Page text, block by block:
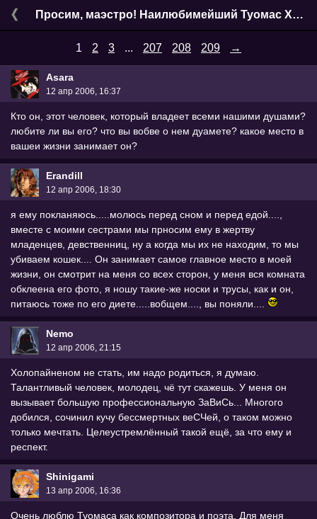
Просим, маэстро! Наилюбимейший Туомaс Холопайнен
1 2 3 ... 207 208 209 →
Asara
12 апр 2006, 16:37
Кто он, этот человек, который владеет всеми нашими душами?
любите ли вы его? что вы вобве о нем дуамете? какое место в
вашеи жизни занимает он?
Erandill
12 апр 2006, 18:30
я ему покланяюсь.....молюсь перед сном и перед едой....,
вместе с моими сестрами мы прносим ему в жертву
младенцев, девственниц, ну а когда мы их не находим, то мы
убиваем кошек.... Он занимает самое главное место в моей
жизни, он смотрит на меня со всех сторон, у меня вся комната
обклеена его фото, я ношу такие-же носки и трусы, как и он,
питаюсь тоже по его диете.....вобщем...., вы поняли....
Nemo
12 апр 2006, 21:15
Холопайненом не стать, им надо родиться, я думаю.
Талантливый человек, молодец, чё тут скажешь. У меня он
вызывает большую профессиональную ЗаВиСь... Многого
добился, сочинил кучу бессмертных веСЧей, о таком можно
только мечтать. Целеустремлённый такой ещё, за что ему и
респект.
Shinigami
13 апр 2006, 16:36
Очень люблю Туомаса как композитора и поэта. Для меня